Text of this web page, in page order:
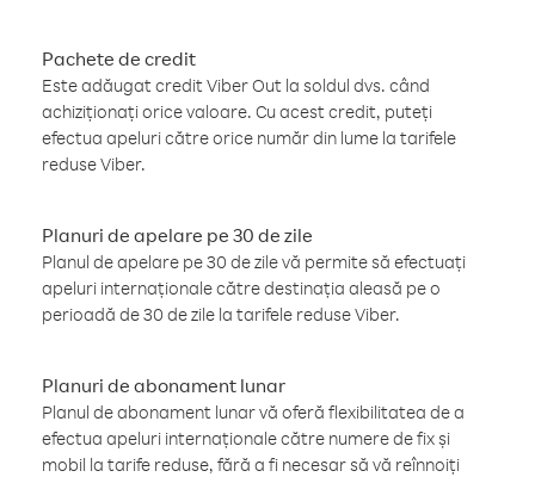
Pachete de credit
Este adăugat credit Viber Out la soldul dvs. când
achiziționați orice valoare. Cu acest credit, puteți
efectua apeluri către orice număr din lume la tarifele
reduse Viber.
Planuri de apelare pe 30 de zile
Planul de apelare pe 30 de zile vă permite să efectuați
apeluri internaționale către destinația aleasă pe o
perioadă de 30 de zile la tarifele reduse Viber.
Planuri de abonament lunar
Planul de abonament lunar vă oferă flexibilitatea de a
efectua apeluri internaționale către numere de fix și
mobil la tarife reduse, fără a fi necesar să vă reînnoiți